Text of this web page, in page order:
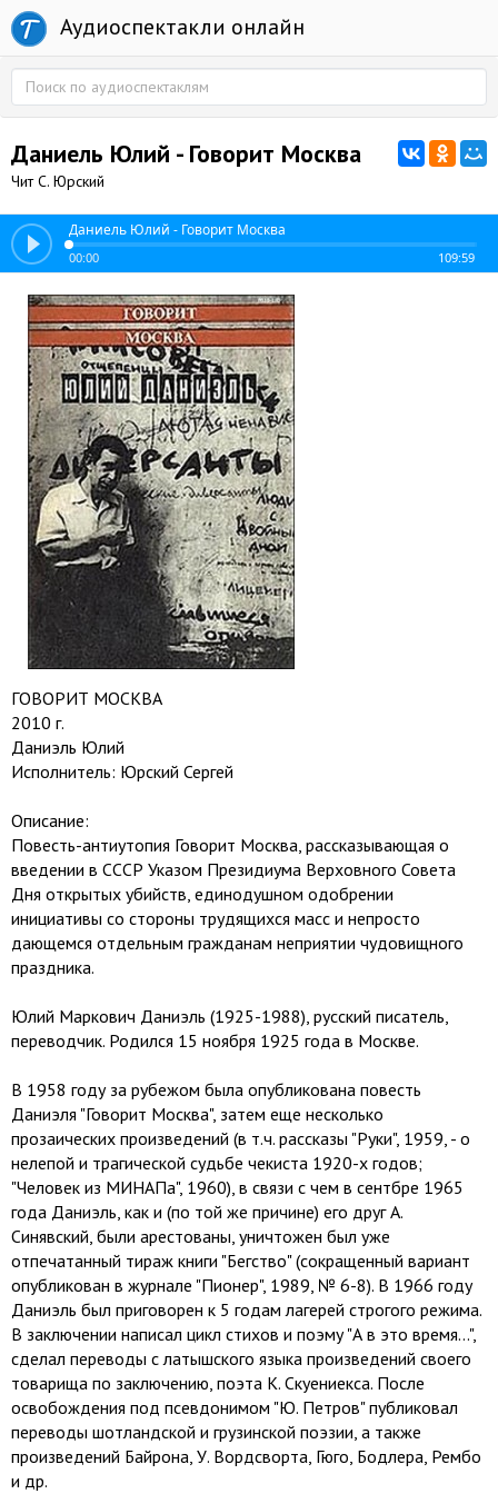
Аудиоспектакли онлайн
Даниель Юлий - Говорит Москва
Чит С. Юрский
Даниель Юлий - Говорит Москва
00:00 109:59
ГОВОРИТ МОСКВА
2010 г.
Даниэль Юлий
Исполнитель: Юрский Сергей
Описание:
Повесть-антиутопия Говорит Москва, рассказывающая о
введении в СССР Указом Президиума Верховного Совета
Дня открытых убийств, единодушном одобрении
инициативы со стороны трудящихся масс и непросто
дающемся отдельным гражданам неприятии чудовищного
праздника.
Юлий Маркович Даниэль (1925-1988), русский писатель,
переводчик. Родился 15 ноября 1925 года в Москве.
В 1958 году за рубежом была опубликована повесть
Даниэля "Говорит Москва", затем еще несколько
прозаических произведений (в т.ч. рассказы "Руки", 1959, - о
нелепой и трагической судьбе чекиста 1920-х годов;
"Человек из МИНАПа", 1960), в связи с чем в сентбре 1965
года Даниэль, как и (по той же причине) его друг А.
Синявский, были арестованы, уничтожен был уже
отпечатанный тираж книги "Бегство" (сокращенный вариант
опубликован в журнале "Пионер", 1989, № 6-8). В 1966 году
Даниэль был приговорен к 5 годам лагерей строгого режима.
В заключении написал цикл стихов и поэму "А в это время...",
сделал переводы с латышского языка произведений своего
товарища по заключению, поэта К. Скуениекса. После
освобождения под псевдонимом "Ю. Петров" публиковал
переводы шотландской и грузинской поэзии, а также
произведений Байрона, У. Вордсворта, Гюго, Бодлера, Рембо
и др.